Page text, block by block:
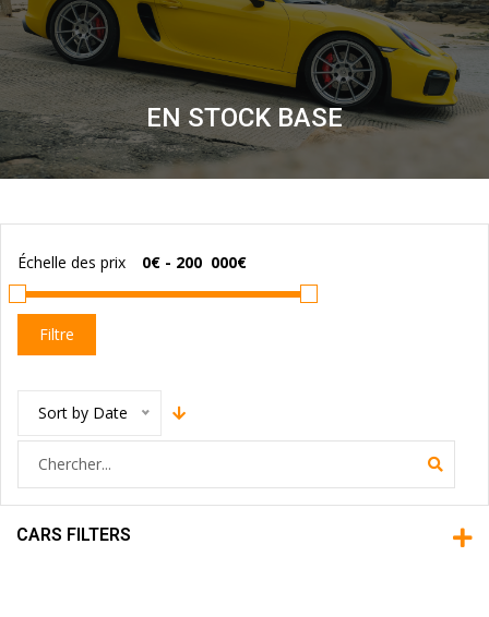
EN STOCK BASE
Échelle des prix
Filtre
Sort by Date
CARS FILTERS